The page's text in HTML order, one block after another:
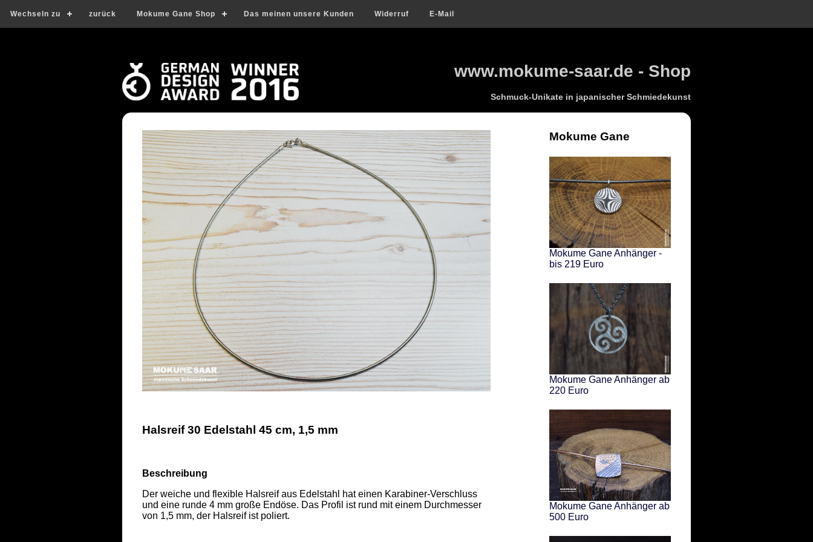
Wechseln zu zurück Mokume Gane Shop Das meinen unsere Kunden Widerruf E-Mail
www.mokume-saar.de - Shop
Schmuck-Unikate in japanischer Schmiedekunst
Halsreif 30 Edelstahl 45 cm, 1,5 mm
Beschreibung
Der weiche und flexible Halsreif aus Edelstahl hat einen Karabiner-Verschluss
und eine runde 4 mm große Endöse. Das Profil ist rund mit einem Durchmesser
von 1,5 mm, der Halsreif ist poliert.
Mokume Gane
Mokume Gane Anhänger -
bis 219 Euro
Mokume Gane Anhänger ab
220 Euro
Mokume Gane Anhänger ab
500 Euro